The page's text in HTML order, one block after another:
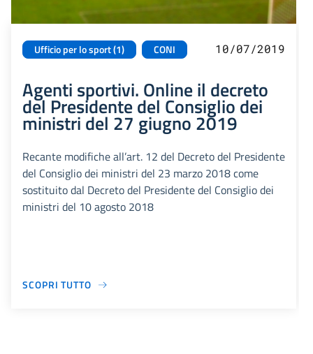
Ufficio per lo sport (1) CONI 10/07/2019
Agenti sportivi. Online il decreto
del Presidente del Consiglio dei
ministri del 27 giugno 2019
Recante modifiche all’art. 12 del Decreto del Presidente
del Consiglio dei ministri del 23 marzo 2018 come
sostituito dal Decreto del Presidente del Consiglio dei
ministri del 10 agosto 2018
SCOPRI TUTTO